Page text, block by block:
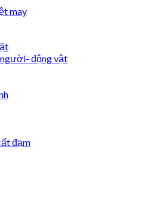
may
động vật
đạm